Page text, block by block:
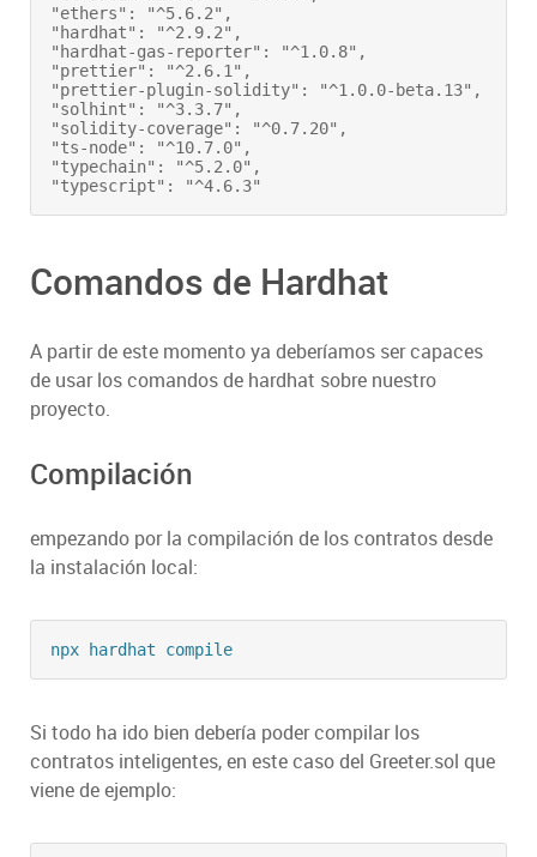
"ethers": "^5.6.2",
"hardhat": "^2.9.2",
"hardhat-gas-reporter": "^1.0.8",
"prettier": "^2.6.1",
"prettier-plugin-solidity": "^1.0.0-beta.13",
"solhint": "^3.3.7",
"solidity-coverage": "^0.7.20",
"ts-node": "^10.7.0",
"typechain": "^5.2.0",
"typescript": "^4.6.3"
Comandos de Hardhat
A partir de este momento ya deberíamos ser capaces
de usar los comandos de hardhat sobre nuestro
proyecto.
Compilación
empezando por la compilación de los contratos desde
la instalación local:
npx hardhat compile
Si todo ha ido bien debería poder compilar los
contratos inteligentes, en este caso del Greeter.sol que
viene de ejemplo: